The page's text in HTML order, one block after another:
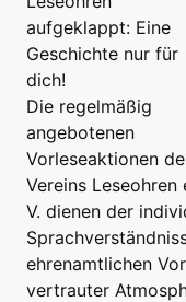
aufgeklappt: Eine
Geschichte nur für
dich!
Die regelmäßig
angebotenen
Vorleseaktionen
Vereins Leseohren
V. dienen der
ehrenamtlichen
vertrauter